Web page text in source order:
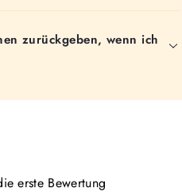
zurückgeben, wenn ich
erste Bewertung